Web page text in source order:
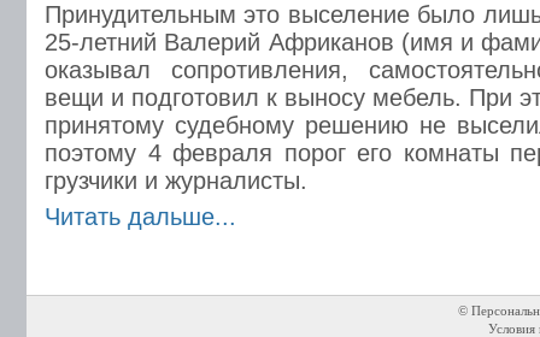
Принудительным это выселение было
25-летний Валерий Африканов (имя и
оказывал сопротивления,
вещи и подготовил к выносу мебель. При
принятому судебному решению не
поэтому 4 февраля порог его комнаты
грузчики и журналисты.
Читать дальше...
©
Условия